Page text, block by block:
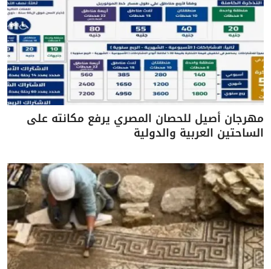
مهرجان أصيل للحصان المصري يرفع مكانته على
الساحتين العربية والدولية